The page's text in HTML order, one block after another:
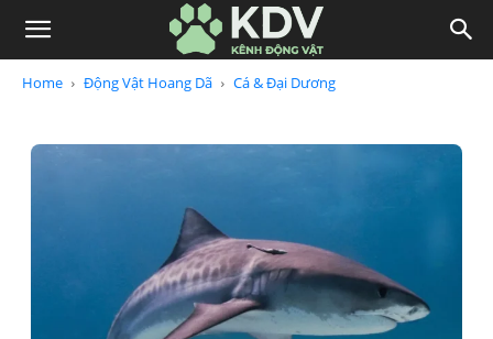
Home Động Vật Hoang Dã Cá & Đại Dương